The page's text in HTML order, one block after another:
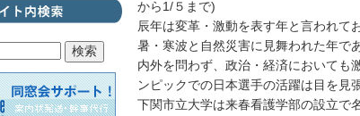
から1/５まで)
辰年は変革・激動を表す年と言われて
暑・寒波と自然災害に見舞われた年であ
内外を問わず、政治・経済においても
ンピックでの日本選手の活躍は目を見
下関市立大学は来春看護学部の設立で